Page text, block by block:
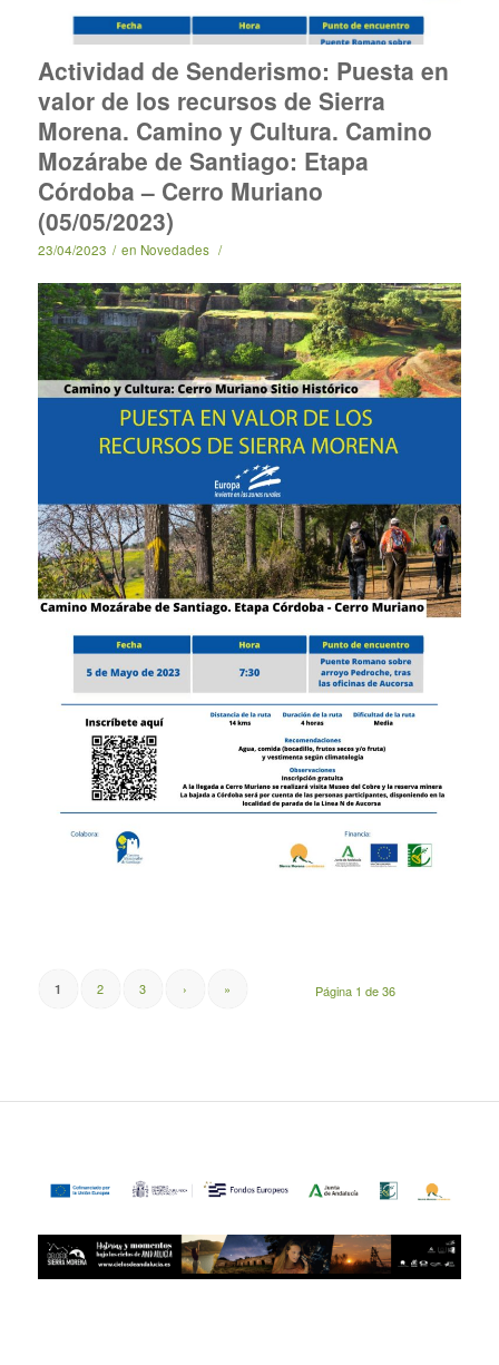
Actividad de Senderismo: Puesta en
valor de los recursos de Sierra
Morena. Camino y Cultura. Camino
Mozárabe de Santiago: Etapa
Córdoba – Cerro Muriano
(05/05/2023)
23/04/2023 / en Novedades /
Página 1 de 36
1 2 3 › »